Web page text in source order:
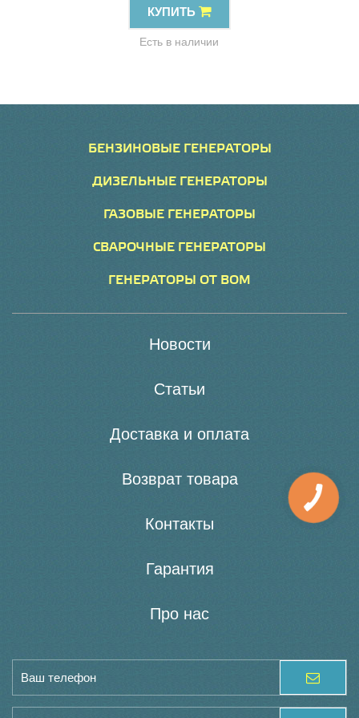
КУПИТЬ
Есть в наличии
БЕНЗИНОВЫЕ ГЕНЕРАТОРЫ
ДИЗЕЛЬНЫЕ ГЕНЕРАТОРЫ
ГАЗОВЫЕ ГЕНЕРАТОРЫ
СВАРОЧНЫЕ ГЕНЕРАТОРЫ
ГЕНЕРАТОРЫ ОТ ВОМ
Новости
Статьи
Доставка и оплата
Возврат товара
Контакты
Гарантия
Про нас